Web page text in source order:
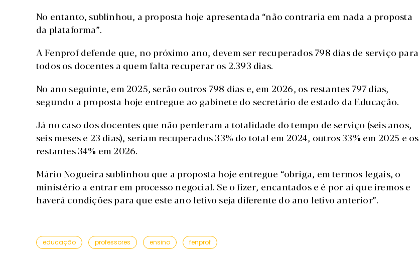
No entanto, sublinhou, a proposta hoje apresentada “não contraria em nada a proposta
da plataforma”.
A Fenprof defende que, no próximo ano, devem ser recuperados 798 dias de serviço para
todos os docentes a quem falta recuperar os 2.393 dias.
No ano seguinte, em 2025, serão outros 798 dias e, em 2026, os restantes 797 dias,
segundo a proposta hoje entregue ao gabinete do secretário de estado da Educação.
Já no caso dos docentes que não perderam a totalidade do tempo de serviço (seis anos,
seis meses e 23 dias), seriam recuperados 33% do total em 2024, outros 33% em 2025 e os
restantes 34% em 2026.
Mário Nogueira sublinhou que a proposta hoje entregue “obriga, em termos legais, o
ministério a entrar em processo negocial. Se o fizer, encantados e é por aí que iremos e
haverá condições para que este ano letivo seja diferente do ano letivo anterior”.
educação professores ensino fenprof